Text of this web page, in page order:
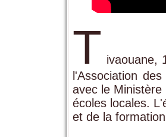
T ivaouane,
l'Association
avec le
écoles locales.
et de la